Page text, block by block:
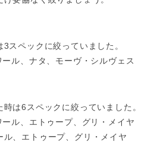
スペックに絞っていました。
ール、ナタ、モーヴ・シルヴェス
は6スペックに絞っていました。
ール、エトゥープ、グリ・メイヤ
、エトゥープ、グリ・メイヤ